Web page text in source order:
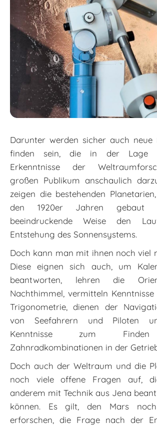
Darunter werden sicher auch neue
finden sein, die in der Lage
Erkenntnisse der
großen Publikum anschaulich
zeigen die bestehenden
den 1920er Jahren gebaut
beeindruckende Weise den
Entstehung des Sonnensystems.
Doch kann man mit ihnen noch viel
Diese eignen sich auch, um
beantworten, lehren die
Nachthimmel, vermitteln
Trigonometrie, dienen der
von Seefahrern und Piloten
Kenntnisse zum Finden
Zahnradkombinationen in der
Doch auch der Weltraum und die
noch viele offene Fragen auf,
anderem mit Technik aus Jena
können. Es gilt, den Mars
erforschen, die Frage nach der